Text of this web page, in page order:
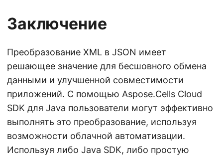
Заключение
Преобразование XML в JSON имеет
решающее значение для бесшовного обмена
данными и улучшенной совместимости
приложений. С помощью Aspose.Cells Cloud
SDK для Java пользователи могут эффективно
выполнять это преобразование, используя
возможности облачной автоматизации.
Используя либо Java SDK, либо простую